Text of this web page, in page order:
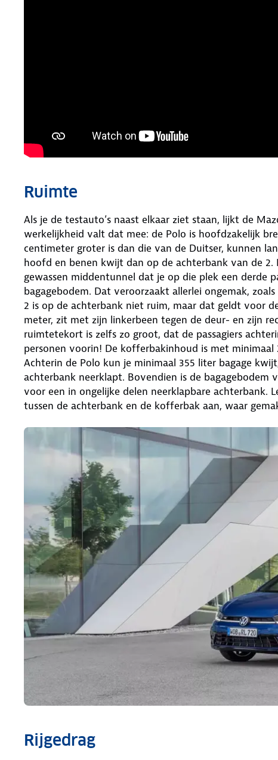
Ruimte
Als je de testauto’s naast elkaar ziet staan, lijkt de
werkelijkheid valt dat mee: de Polo is hoofdzakelijk
centimeter groter is dan die van de Duitser, kunnen
hoofd en benen kwijt dan op de achterbank van de
gewassen middentunnel dat je op die plek een derde
bagagebodem. Dat veroorzaakt allerlei ongemak,
2 is op de achterbank niet ruim, maar dat geldt voor
meter, zit met zijn linkerbeen tegen de deur- en zijn
ruimtetekort is zelfs zo groot, dat de passagiers
personen voorin! De kofferbakinhoud is met minimaal
Achterin de Polo kun je minimaal 355 liter bagage
achterbank neerklapt. Bovendien is de
voor een in ongelijke delen neerklapbare achterbank.
tussen de achterbank en de kofferbak aan, waar
Rijgedrag